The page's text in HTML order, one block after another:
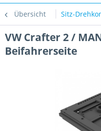
Übersicht Sitz-
VW Crafter 2 /
Beifahrerseite